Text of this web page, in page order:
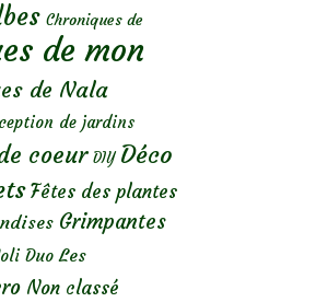
Chroniques de
de mon
de Nala
de jardins
coeur DIY Déco
Fêtes des plantes
Grimpantes
Duo Les
Non classé